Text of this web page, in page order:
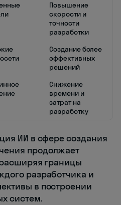
Повышение
скорости и
точности
разработки
Создание более
эффективных
решений
Снижение
времени и
затрат на
разработку
ИИ в сфере создания
продолжает
границы
разработчика и
в построении
систем.